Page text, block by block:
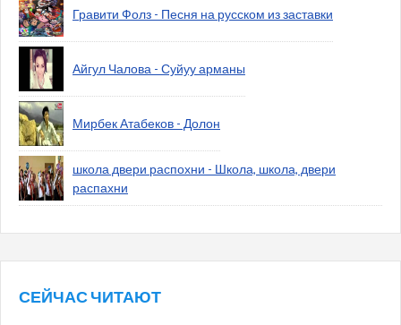
Гравити Фолз - Песня на русском из заставки
Айгул Чалова - Суйуу арманы
Мирбек Атабеков - Долон
школа двери распохни - Школа, школа, двери
распахни
СЕЙЧАС ЧИТАЮТ